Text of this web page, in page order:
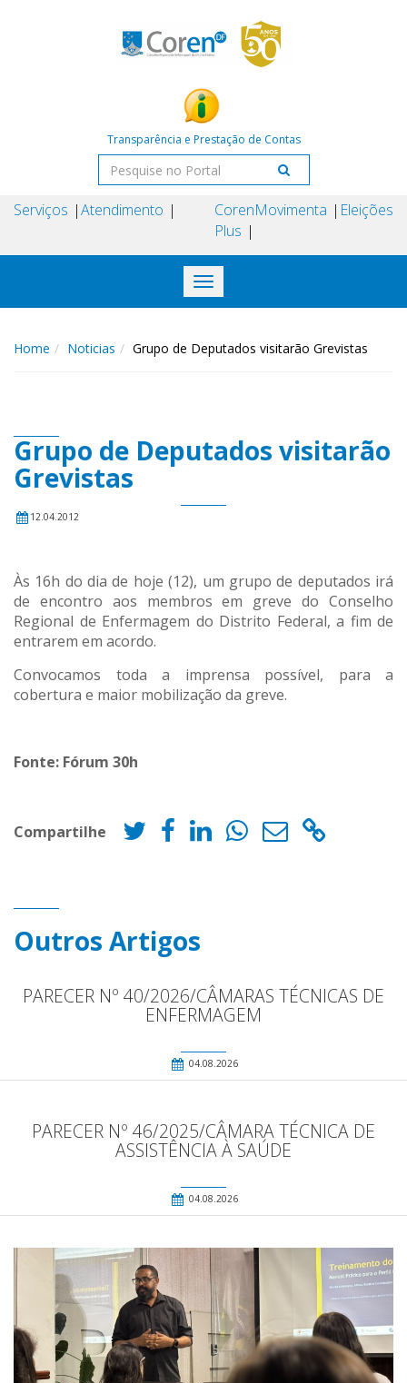
Transparência e Prestação de Contas
Serviços Atendimento
Coren
Plus
Movimenta Eleições
Toggle
navigation
Home Noticias Grupo de Deputados visitarão Grevistas
Grupo de Deputados visitarão
Grevistas
12.04.2012
Às 16h do dia de hoje (12), um grupo de deputados irá
de encontro aos membros em greve do Conselho
Regional de Enfermagem do Distrito Federal, a fim de
entrarem em acordo.
Convocamos toda a imprensa possível, para a
cobertura e maior mobilização da greve.
Fonte: Fórum 30h
Compartilhe
Outros Artigos
PARECER Nº 40/2026/CÂMARAS TÉCNICAS DE
ENFERMAGEM
04.08.2026
PARECER Nº 46/2025/CÂMARA TÉCNICA DE
ASSISTÊNCIA À SAÚDE
04.08.2026